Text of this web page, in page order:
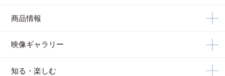
商品情報
映像ギャラリー
知る・楽しむ